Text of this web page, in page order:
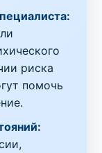
риска
помочь